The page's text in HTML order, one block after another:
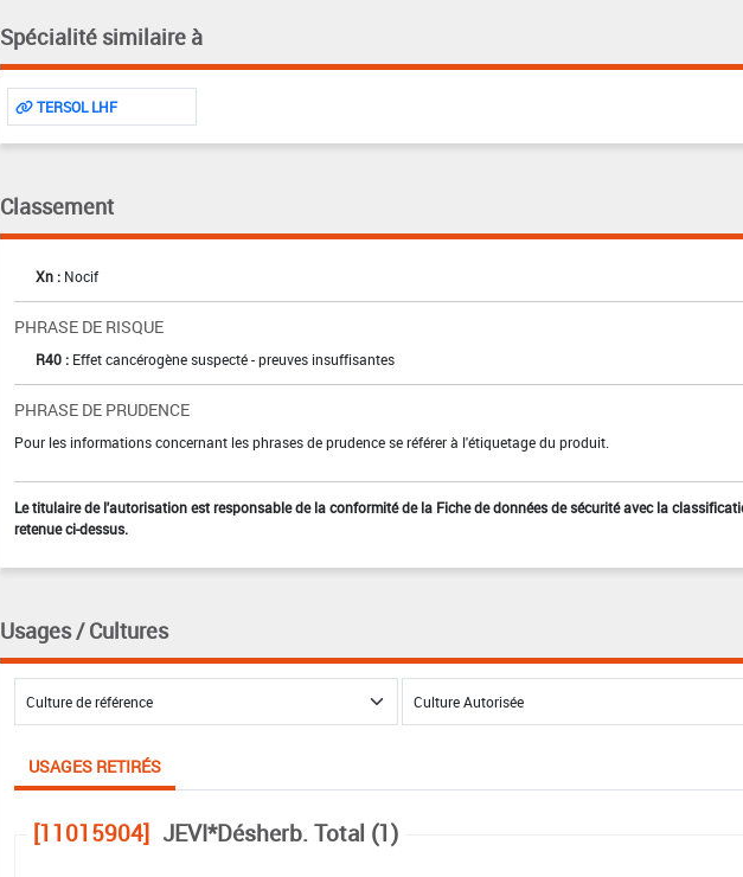
Spécialité similaire à
TERSOL LHF
Classement
Xn : Nocif
PHRASE DE RISQUE
R40 : Effet cancérogène suspecté - preuves insuffisantes
PHRASE DE PRUDENCE
Pour les informations concernant les phrases de prudence se référer à l'étiquetage du produit.
Le titulaire de l'autorisation est responsable de la conformité de la Fiche de données de sécurité avec la
retenue ci-dessus.
Usages / Cultures
USAGES RETIRÉS
[11015904] JEVI*Désherb. Total (1)